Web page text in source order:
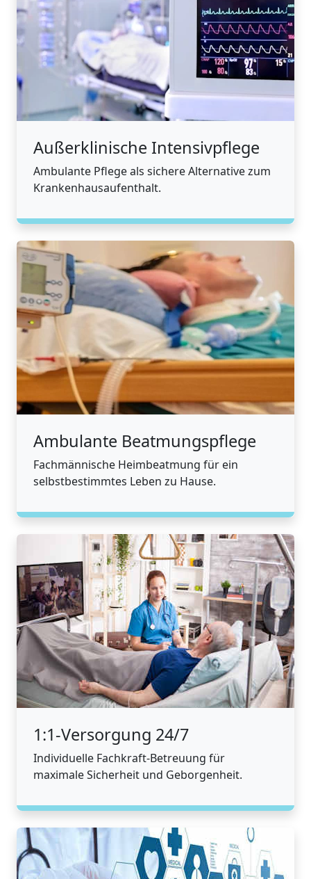
Außerklinische Intensivpflege
Ambulante Pflege als sichere Alternative zum
Krankenhausaufenthalt.
Ambulante Beatmungspflege
Fachmännische Heimbeatmung für ein
selbstbestimmtes Leben zu Hause.
1:1-Versorgung 24/7
Individuelle Fachkraft-Betreuung für
maximale Sicherheit und Geborgenheit.